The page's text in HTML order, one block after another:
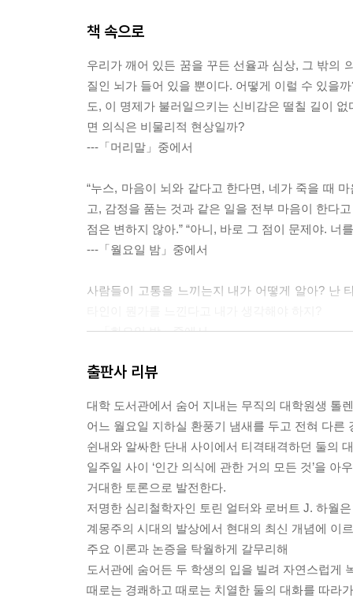
책 속으로
우리가 깨어 있든 꿈을 꾸든 선율과 심상, 그 밖의
질인 뇌가 들어 있을 뿐이다. 어떻게 이럴 수 있을
도, 이 명제가 불러일으키는 신비감은 떨칠 길이
면 의식은 비물리적 현상일까?
---「머리말」중에서
“누스, 마음이 뇌와 같다고 한다면, 네가 죽을 때
고, 감정을 품는 것과 같은 일을 전부 마음이 한다
점은 변하지 않아.” “아니, 바로 그 점이 문제야.
---「월요일 밤」중에서
사람들이 고통을 느끼는지 내가 어떻게 알아? 난
---「화요일 밤」중에서
오늘날에는 물리주의가 대세다. 물리학을 비롯한
우 놀라운 발언으로 들릴 것이다. 하지만 물리주
---「옮긴이의 말」중에서
출판사 리뷰
대학 도서관에서 숨어 지내는 무직의 대학원생 톨
어느 월요일 지하실 환풍기 냄새를 두고 전혀 다른
쉰내와 알싸한 단내 사이에서 티격태격하던 둘의
일주일 사이 ‘인간 의식에 관한 거의 모든 것’을 아
거대한 토론으로 발전한다.
저명한 심리철학자인 토린 얼터와 로버트 J. 하월은
계몽주의 시대의 발상에서 현대의 최신 개념에 이
주요 이론과 논증을 탁월하게 갈무리해
도서관에 숨어든 두 학생의 입을 빌려 자연스럽게
때로는 경쾌하고 때로는 치열한 둘의 대화를 따라